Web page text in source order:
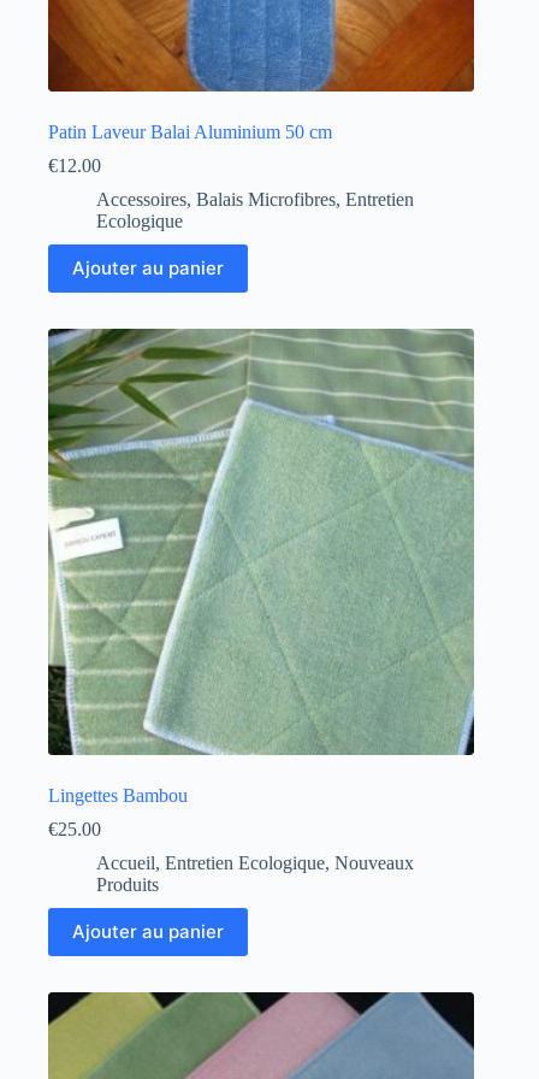
Patin Laveur Balai Aluminium 50 cm
€12.00
Accessoires, Balais Microfibres, Entretien
Ecologique
Ajouter au panier
Lingettes Bambou
€25.00
Accueil, Entretien Ecologique, Nouveaux
Produits
Ajouter au panier